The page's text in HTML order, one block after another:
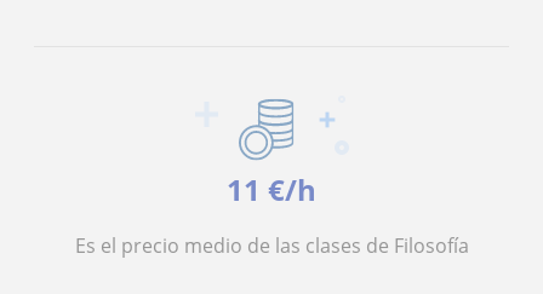
11 €/h
Es el precio medio de las clases de Filosofía